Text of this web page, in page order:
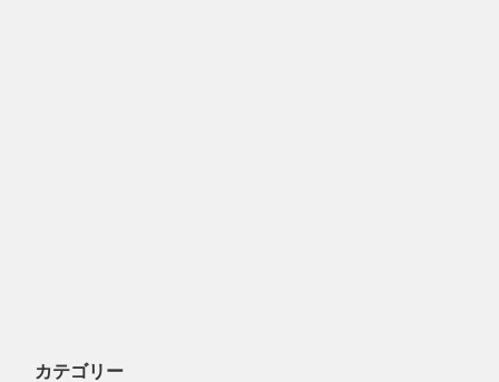
カテゴリー